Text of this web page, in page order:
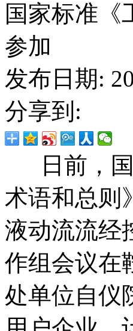
国家标准《
参加
发布日期:
分享到:
日前，
术语和总则
液动流流经
作组会议在
处单位自仪